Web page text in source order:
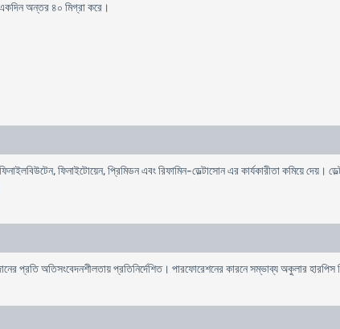
একদিন অন্তর ৪০ মিগ্রা করে।
ফিনাইটোয়েন, প্রিমিডন এবং রিফামিন-ডেল্টাসোন এর কার্যকারীতা কমিয়ে দেয়।
প্রতি অতিসংবেদনশীলতায় প্রতিনির্দেশিত। পারফোরেশনের কারনে সম্ভাব্য অকুলার হারপিস